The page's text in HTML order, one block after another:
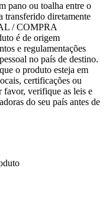
pano ou toalha entre o
transferido diretamente
/ COMPRA
é de origem
e regulamentações
no país de destino.
o produto esteja em
certificações ou
favor, verifique as leis e
do seu país antes de